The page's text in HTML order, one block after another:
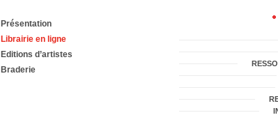
Présentation
Librairie en ligne
Editions d’artistes
Braderie